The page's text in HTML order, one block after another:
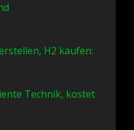
H2 kaufen:
Technik, kostet